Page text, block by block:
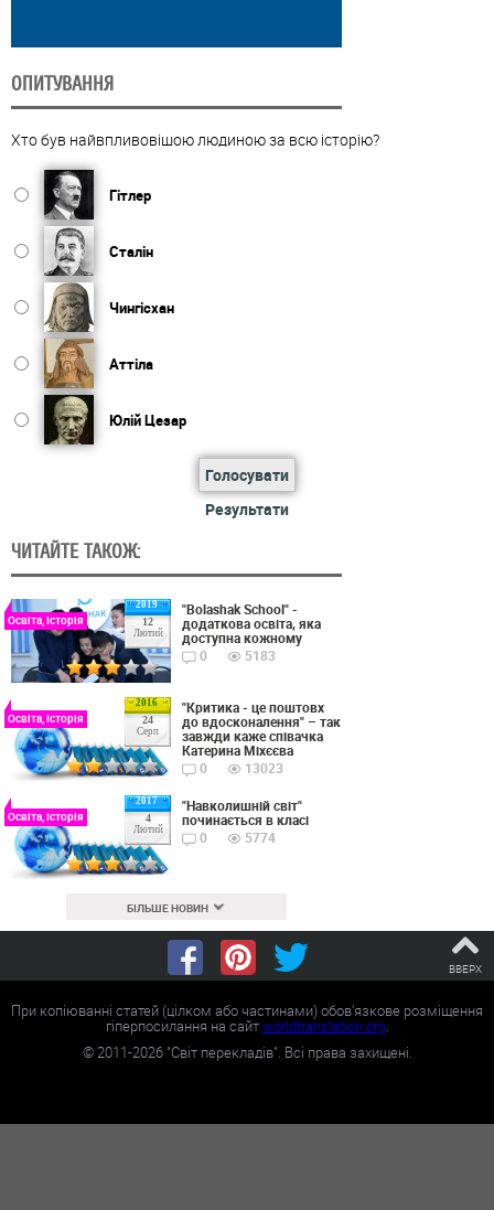
ОПИТУВАННЯ
Хто був найвпливовішою людиною за всю історію?
Гітлер
Сталін
Чингісхан
Аттіла
Юлій Цезар
Голосувати
Результати
ЧИТАЙТЕ ТАКОЖ:
2019
12
Лютий
Освіта, Історія
"Bolashak School" -
додаткова освіта, яка
доступна кожному
0
5183
2016
24
Серп
Освіта, Історія
"Критика - це поштовх
до вдосконалення" – так
завжди каже співачка
Катерина Міхєєва
0
13023
2017
4
Лютий
Освіта, Історія
"Навколишній світ"
починається в класі
0
5774
БІЛЬШЕ НОВИН
ВВЕРХ
При копіюванні статей (цілком або частинами) обов'язкове розміщення
гіперпосилання на сайтworldtranslation.org.
©2011-2026"Світ перекладів". Всі права захищені.